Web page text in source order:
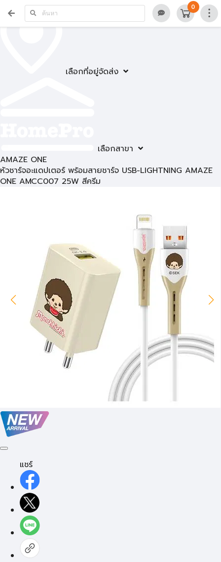
เลือกที่อยู่จัดส่ง
เลือกสาขา
0
AMAZE ONE
หัวชาร์จอะแดปเตอร์ พร้อมสายชาร์จ USB-LIGHTNING AMAZE
ONE AMCC007 25W สีครีม
แชร์